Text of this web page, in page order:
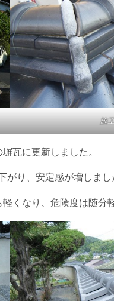
施
瓦に更新しました。
り、安定感が増しまし
くなり、危険度は随分